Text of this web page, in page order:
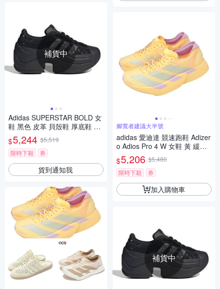
補貨中
Adidas SUPERSTAR BOLD 女
鞋 黑色 皮革 貝殼鞋 厚底鞋 休
閒鞋 IH1663
$5,244 $5,519
限時下殺
券
貨到通知我
腳寬者建議大半號
adidas 愛迪達 競速跑鞋 Adizer
o Adios Pro 4 W 女鞋 黃 緩震
運動鞋 KI3467
$5,206 $5,480
限時下殺
券
加入購物車
補貨中